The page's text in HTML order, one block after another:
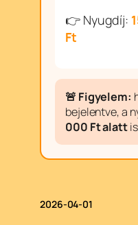
👉 Nyugdíj:
Ft
🚨 Figyelem:
bejelentve, a
000 Ft alatt
2026-04-01